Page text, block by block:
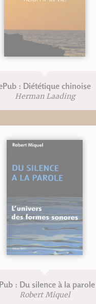
: Diététique chinoise
Herman Laading
: Du silence à la parole
Robert Miquel